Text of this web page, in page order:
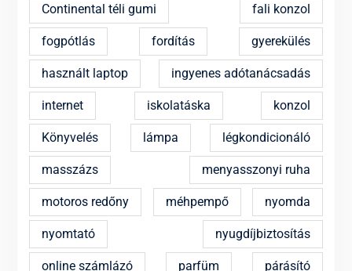
Continental téli gumi fali konzol
fogpótlás fordítás gyerekülés
használt laptop ingyenes adótanácsadás
internet iskolatáska konzol
Könyvelés lámpa légkondicionáló
masszázs menyasszonyi ruha
motoros redőny méhpempő nyomda
nyomtató nyugdíjbiztosítás
online számlázó parfüm párásító